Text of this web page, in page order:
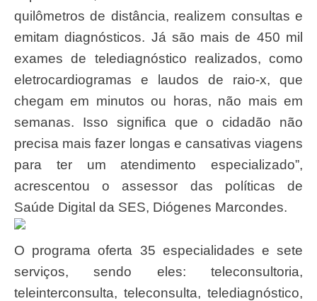
quilômetros de distância, realizem consultas e
emitam diagnósticos. Já são mais de 450 mil
exames de telediagnóstico realizados, como
eletrocardiogramas e laudos de raio-x, que
chegam em minutos ou horas, não mais em
semanas. Isso significa que o cidadão não
precisa mais fazer longas e cansativas viagens
para ter um atendimento especializado”,
acrescentou o assessor das políticas de
Saúde Digital da SES, Diógenes Marcondes.
O programa oferta 35 especialidades e sete
serviços, sendo eles: teleconsultoria,
teleinterconsulta, teleconsulta, telediagnóstico,